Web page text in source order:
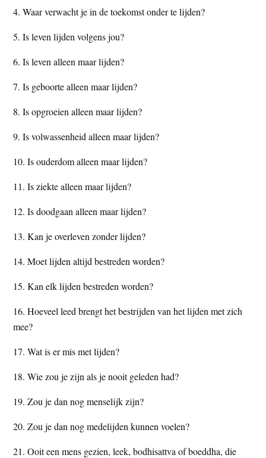
4. Waar verwacht je in de toekomst onder te lijden?
5. Is leven lijden volgens jou?
6. Is leven alleen maar lijden?
7. Is geboorte alleen maar lijden?
8. Is opgroeien alleen maar lijden?
9. Is volwassenheid alleen maar lijden?
10. Is ouderdom alleen maar lijden?
11. Is ziekte alleen maar lijden?
12. Is doodgaan alleen maar lijden?
13. Kan je overleven zonder lijden?
14. Moet lijden altijd bestreden worden?
15. Kan elk lijden bestreden worden?
16. Hoeveel leed brengt het bestrijden van het lijden met zich
mee?
17. Wat is er mis met lijden?
18. Wie zou je zijn als je nooit geleden had?
19. Zou je dan nog menselijk zijn?
20. Zou je dan nog medelijden kunnen voelen?
21. Ooit een mens gezien, leek, bodhisattva of boeddha, die